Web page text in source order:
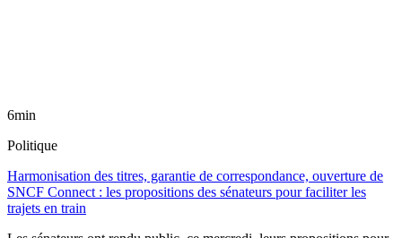
6min
Politique
Harmonisation des titres, garantie de correspondance, ouverture de
SNCF Connect : les propositions des sénateurs pour faciliter les
trajets en train